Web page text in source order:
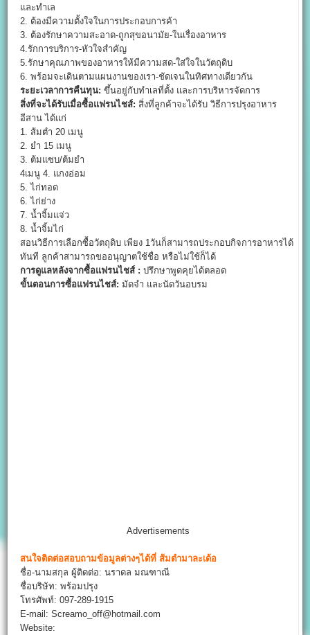
และทำเล
2. ต้องมีความตั้งใจในการประกอบการค้า
3. ต้องรักษาความสะอาด-ถูกสุขอนามัย-ในเรื่องอาหาร
4.รักการบริการ-หัวใจสำคัญ
5.รักษาคุณภาพของอาหารให้มีความสด-ใส่ใจในวัตถุดิบ
6. พร้อมจะเดินตามแผนงานของเรา-ชัดเจนในทิศทางเดียวกัน
ระยะเวลาการคืนทุน: ขึ้นอยู่กับทำเลที่ตั้ง และการบริหารจัดการ
สิ่งที่จะได้รับเมื่อซื้อแฟรนไชส์: สิ่งที่ลูกค้าจะได้รับ วิธีการปรุงอาหาร
อีสาน ได้แก่
1. ส้มตำ 20 เมนู
2. ยำ 15 เมนู
3. ต้มแซบ/ต้มยำ
4เมนู 4. แกงอ่อม
5. ไก่ทอด
6. ไก่ย่าง
7. น้ำจิ้มแจ่ว
8. น้ำจิ้มไก่
สอนวิธีการเลือกซื้อวัตถุดิบ เพียง 1วันก็สามารถประกอบกิจการอาหารได้
ทันที ลูกค้าสามารถขออนุญาตใช้ชื่อ หรือไม่ใช้ก็ได้
การดูแลหลังจากซื้อแฟรนไชส์ : ปรึกษาพูดคุยได้ตลอด
ขั้นตอนการซื้อแฟรนไชส์: มัดจำ และนัดวันอบรม
Advertisements
สนใจติดต่อสอบถามข้อมูลต่างๆได้ที่ ส้มตำมาละเด้อ
ชื่อ-นามสกุล ผู้ติดต่อ: นราดล มณฑาณี
ชื่อบริษัท: พร้อมปรุง
โทรศัพท์: 097-289-1915
E-mail: Screamo_off@hotmail.com
Website: